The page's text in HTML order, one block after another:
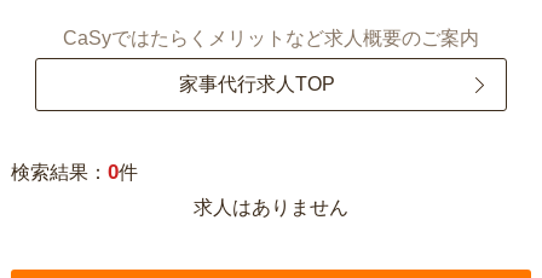
CaSyではたらくメリットなど求人概要のご案内
家事代行求人TOP
検索結果： 0件
求人はありません